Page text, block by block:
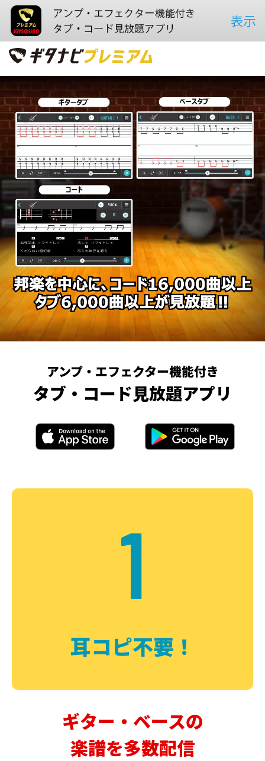
アンプ・エフェクター機能付き
タブ・コード見放題アプリ
1
耳コピ不要！
ギター・ベースの
楽譜を多数配信